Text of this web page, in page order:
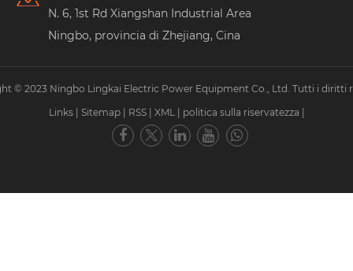
N. 6, 1st Rd Xiangshan Industrial Area
Ningbo, provincia di Zhejiang, Cina
© 2023 Ningbo Lingkai Electric Power Equipment Co., Ltd. Tutti i diritti
Links
Sitemap RSS XML politica sulla riservatezza